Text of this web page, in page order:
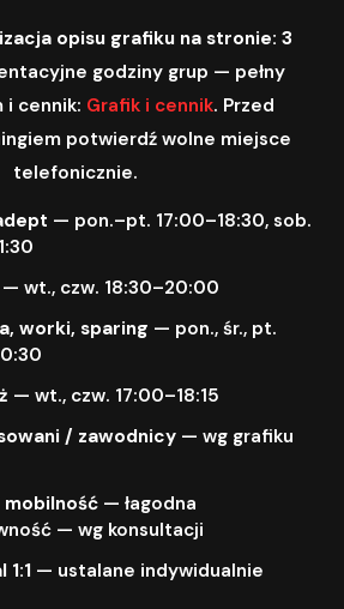
opisu grafiku na stronie: 3
godziny grup — pełny
i cennik: Grafik i cennik. Przed
potwierdź wolne miejsce
telefonicznie.
— pon.–pt. 17:00–18:30, sob.
wt., czw. 18:30–20:00
worki, sparing — pon., śr., pt.
— wt., czw. 17:00–18:15
/ zawodnicy— wg grafiku
— łagodna
— wg konsultacji
1:1 — ustalane indywidualnie